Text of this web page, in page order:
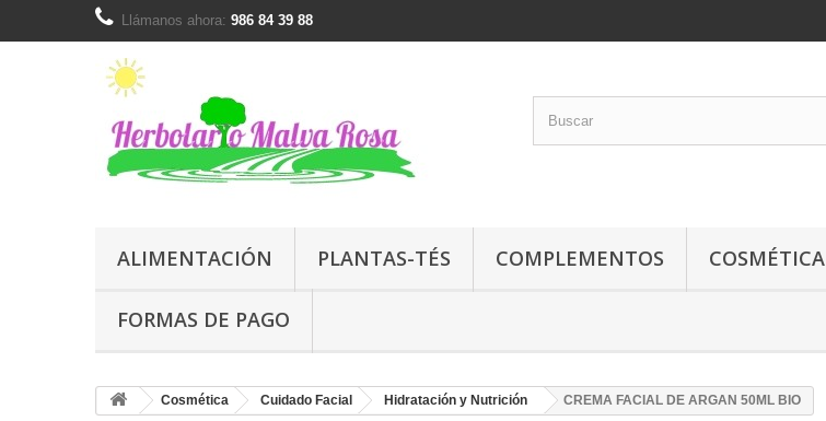
Llámanos ahora: 986 84 39 88
ALIMENTACIÓN PLANTAS-TÉS COMPLEMENTOS COSMÉTICA
FORMAS DE PAGO
Cosmética Cuidado Facial Hidratación y Nutrición CREMA FACIAL DE ARGAN 50ML BIO